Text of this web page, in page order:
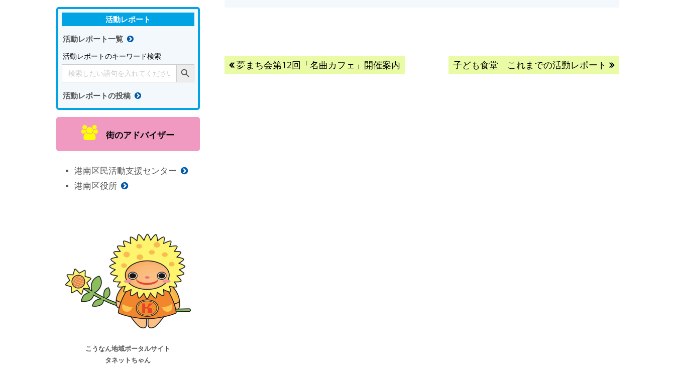
夢まち会第12回「名曲カフェ」開催案内 子ども食堂 これまでの活動レポート
活動レポート
活動レポート一覧
活動レポートのキーワード検索
Search
for:
Search Button
活動レポートの投稿
街のアドバイザー
港南区民活動支援センター
港南区役所
こうなん地域ポータルサイト
タネットちゃん